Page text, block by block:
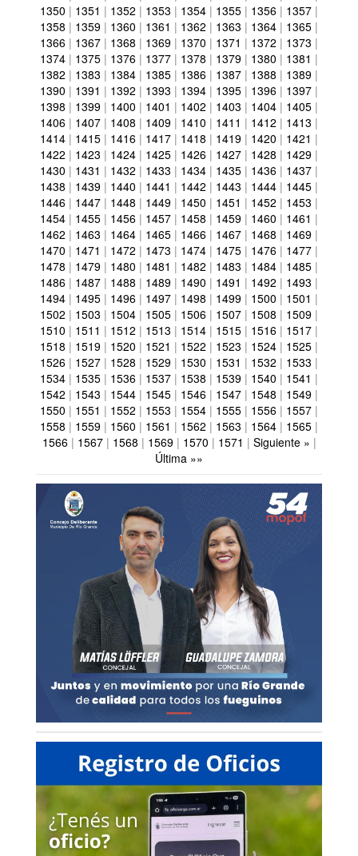
1350 | 1351 | 1352 | 1353 | 1354 | 1355 | 1356 | 1357 |
1358 | 1359 | 1360 | 1361 | 1362 | 1363 | 1364 | 1365 |
1366 | 1367 | 1368 | 1369 | 1370 | 1371 | 1372 | 1373 |
1374 | 1375 | 1376 | 1377 | 1378 | 1379 | 1380 | 1381 |
1382 | 1383 | 1384 | 1385 | 1386 | 1387 | 1388 | 1389 |
1390 | 1391 | 1392 | 1393 | 1394 | 1395 | 1396 | 1397 |
1398 | 1399 | 1400 | 1401 | 1402 | 1403 | 1404 | 1405 |
1406 | 1407 | 1408 | 1409 | 1410 | 1411 | 1412 | 1413 |
1414 | 1415 | 1416 | 1417 | 1418 | 1419 | 1420 | 1421 |
1422 | 1423 | 1424 | 1425 | 1426 | 1427 | 1428 | 1429 |
1430 | 1431 | 1432 | 1433 | 1434 | 1435 | 1436 | 1437 |
1438 | 1439 | 1440 | 1441 | 1442 | 1443 | 1444 | 1445 |
1446 | 1447 | 1448 | 1449 | 1450 | 1451 | 1452 | 1453 |
1454 | 1455 | 1456 | 1457 | 1458 | 1459 | 1460 | 1461 |
1462 | 1463 | 1464 | 1465 | 1466 | 1467 | 1468 | 1469 |
1470 | 1471 | 1472 | 1473 | 1474 | 1475 | 1476 | 1477 |
1478 | 1479 | 1480 | 1481 | 1482 | 1483 | 1484 | 1485 |
1486 | 1487 | 1488 | 1489 | 1490 | 1491 | 1492 | 1493 |
1494 | 1495 | 1496 | 1497 | 1498 | 1499 | 1500 | 1501 |
1502 | 1503 | 1504 | 1505 | 1506 | 1507 | 1508 | 1509 |
1510 | 1511 | 1512 | 1513 | 1514 | 1515 | 1516 | 1517 |
1518 | 1519 | 1520 | 1521 | 1522 | 1523 | 1524 | 1525 |
1526 | 1527 | 1528 | 1529 | 1530 | 1531 | 1532 | 1533 |
1534 | 1535 | 1536 | 1537 | 1538 | 1539 | 1540 | 1541 |
1542 | 1543 | 1544 | 1545 | 1546 | 1547 | 1548 | 1549 |
1550 | 1551 | 1552 | 1553 | 1554 | 1555 | 1556 | 1557 |
1558 | 1559 | 1560 | 1561 | 1562 | 1563 | 1564 | 1565 |
1566| 1567| 1568 | 1569| 1570 | 1571 | Siguiente » |
Última »»